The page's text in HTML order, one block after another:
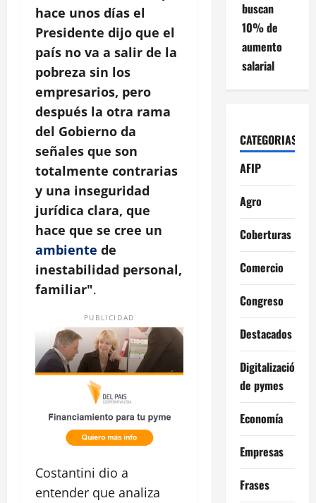
hace unos días el
Presidente dijo que el
país no va a salir de la
pobreza sin los
empresarios, pero
después la otra rama
del Gobierno da
señales que son
totalmente contrarias
y una inseguridad
jurídica clara, que
hace que se cree un
ambiente de
inestabilidad personal,
familiar".
PUBLICIDAD
Costantini dio a
entender que analiza
buscan
10% de
aumento
salarial
CATEGORIAS
AFIP
Agro
Coberturas
Comercio
Congreso
Destacados
Digitalización
de pymes
Economía
Empresas
Frases